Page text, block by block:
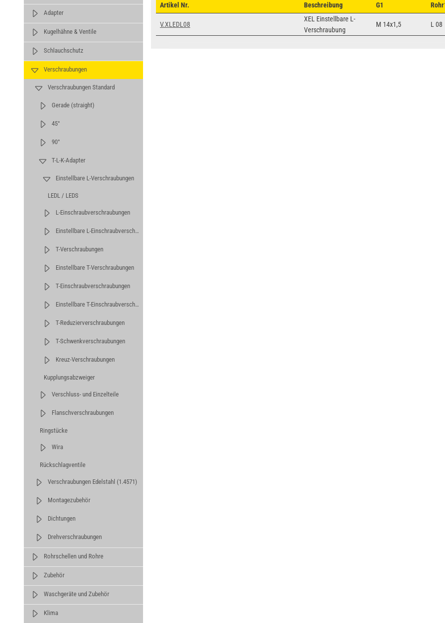
Adapter
Kugelhähne & Ventile
Schlauchschutz
Verschraubungen
Verschraubungen Standard
Gerade (straight)
45°
90°
T-L-K-Adapter
Einstellbare L-Verschraubungen
LEDL / LEDS
L-Einschraubverschraubungen
Einstellbare L-Einschraubverschraubungen
T-Verschraubungen
Einstellbare T-Verschraubungen
T-Einschraubverschraubungen
Einstellbare T-Einschraubverschraubungen
T-Reduzierverschraubungen
T-Schwenkverschraubungen
Kreuz-Verschraubungen
Kupplungsabzweiger
Verschluss- und Einzelteile
Flanschverschraubungen
Ringstücke
Wira
Rückschlagventile
Verschraubungen Edelstahl (1.4571)
Montagezubehör
Dichtungen
Drehverschraubungen
Rohrschellen und Rohre
Zubehör
Waschgeräte und Zubehör
Klima
Artikel Nr. Beschreibung G1
V.XLEDL08
XEL Einstellbare L-
Verschraubung
M 14x1,5 L 08